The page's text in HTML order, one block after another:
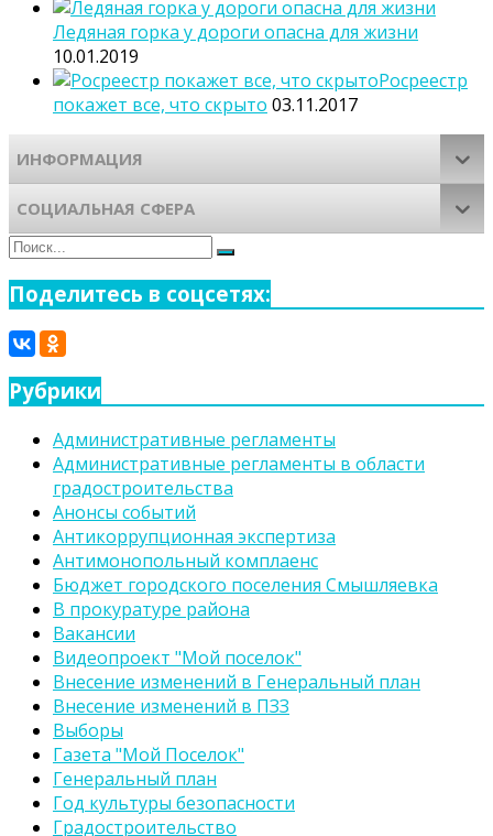
Ледяная горка у дороги опасна для жизни
10.01.2019
Росреестр
покажет все, что скрыто 03.11.2017
ИНФОРМАЦИЯ
СОЦИАЛЬНАЯ СФЕРА
Поиск
Поиск
Поделитесь в соцсетях:
Рубрики
Административные регламенты
Административные регламенты в области
градостроительства
Анонсы событий
Антикоррупционная экспертиза
Антимонопольный комплаенс
Бюджет городского поселения Смышляевка
В прокуратуре района
Вакансии
Видеопроект "Мой поселок"
Внесение изменений в Генеральный план
Внесение изменений в ПЗЗ
Выборы
Газета "Мой Поселок"
Генеральный план
Год культуры безопасности
Градостроительство